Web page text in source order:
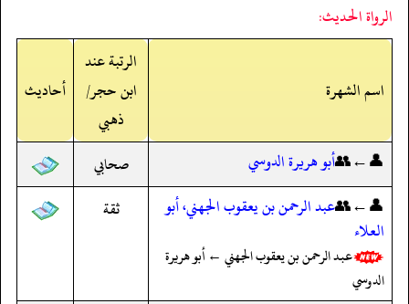
الرواة الحديث:
اسم الشهرة
الرتبة عند
ابن حجر/
ذهبي
أحاديث
👤←👥أبو هريرة الدوسي
صحابي
👤←👥عبد الرحمن بن يعقوب الجهني، أبو
العلاء
عبد الرحمن بن يعقوب الجهني ← أبو هريرة
الدوسي
ثقة